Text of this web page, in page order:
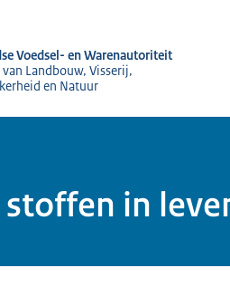
Voedsel- en Warenautoriteit
Landbouw, Visserij,
en Natuur
in